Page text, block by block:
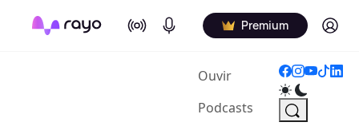
On Air Podcasts Premium Log in
Ouvir(current)
Podcasts